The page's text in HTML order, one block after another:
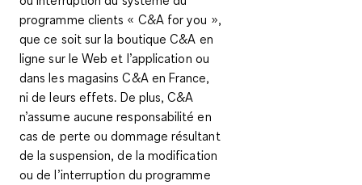
programme clients « C&A for you »,
que ce soit sur la boutique C&A en
ligne sur le Web et l’application ou
dans les magasins C&A en France,
ni de leurs effets. De plus, C&A
n’assume aucune responsabilité en
cas de perte ou dommage résultant
de la suspension, de la modification
ou de l’interruption du programme